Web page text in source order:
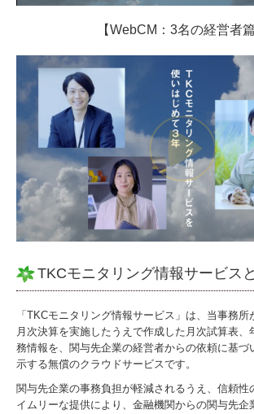
補助金・助成金・融資情報
国の共済制度活用コーナー
戦略財務情報システム
継続MASシステム
戦略給与情報システム
個人情報保護方針
リンク集
【WebCM：3名の経営者篇
TKCモニタリング情報サービス
「TKCモニタリング情報サービス」は、当事務所
月次決算を実施したうえで作成した月次試算表、
務情報を、関与先企業の経営者からの依頼に基づ
示する無償のクラウドサービスです。
関与先企業の事務負担が軽減されるうえ、信頼性
イムリーな提供により、金融機関からの関与先企